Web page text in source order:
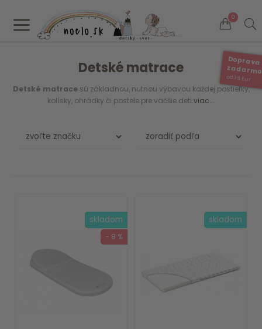
a 0
Doprava
od 35 Eur
Detské matrace
Detské matrace sú základnou, nutnou výbavou každej postieľky,
kolísky, ohrádky či postele pre väčšie deti.viac...
skladom
- 8 %
skladom